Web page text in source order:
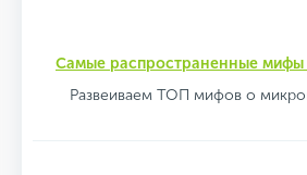
Самые распространенные мифы
Развеиваем ТОП мифов о